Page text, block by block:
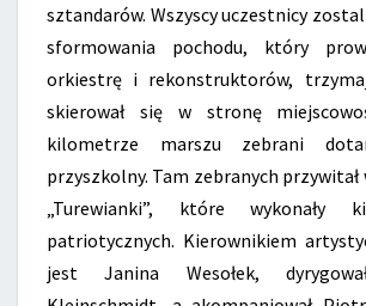
sztandarów. Wszyscy uczestnicy
sformowania pochodu, który
orkiestrę i rekonstruktorów,
skierował się w stronę
kilometrze marszu zebrani
przyszkolny. Tam zebranych przywitał
„Turewianki”, które wykonały
patriotycznych. Kierownikiem
jest Janina Wesołek,